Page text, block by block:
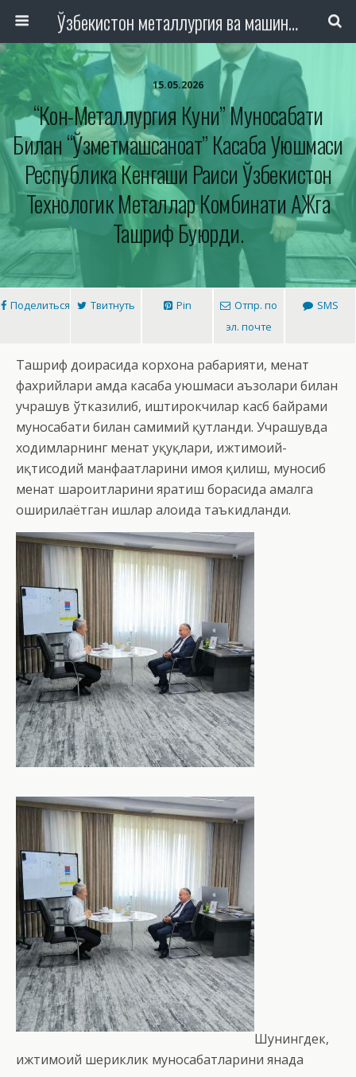
Ўзбекистон металлургия ва машинасозлик саноати тармоқлари ходимлари касаба уюшмаси Республика Кенгаши
15.05.2026
“Кон-Металлургия Куни” Муносабати
Билан “Ўзметмашсаноат” Касаба Уюшмаси
Республика Кенгаши Раиси Ўзбекистон
Технологик Металлар Комбинати АЖга
Ташриф Буюрди.
Поделиться Твитнуть Pin
Отпр. по
эл. почте
SMS
Ташриф доирасида корхона раҳбарияти, меҳнат
фахрийлари ҳамда касаба уюшмаси аъзолари билан
учрашув ўтказилиб, иштирокчилар касб байрами
муносабати билан самимий қутланди. Учрашувда
ходимларнинг меҳнат ҳуқуқлари, ижтимоий-
иқтисодий манфаатларини ҳимоя қилиш, муносиб
меҳнат шароитларини яратиш борасида амалга
оширилаётган ишлар алоҳида таъкидланди.
Шунингдек,
ижтимоий шериклик муносабатларини янада